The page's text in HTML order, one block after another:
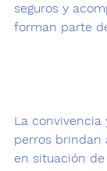
seguros y
forman parte
La convivencia
perros brindan
en situación